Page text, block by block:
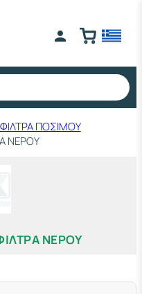
ΦΙΛΤΡΑ ΠΟΣΙΜΟΥ
ΝΕΡΟΥ
ΝΕΡΟΥ